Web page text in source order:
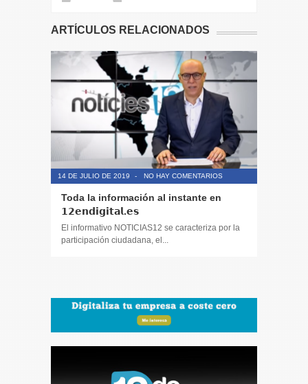
ARTÍCULOS RELACIONADOS
14 DE JULIO DE 2019 - NO HAY COMENTARIOS
Toda la información al instante en
𝟭𝟮𝗲𝗻𝗱𝗶𝗴𝗶𝘁𝗮𝗹.𝗲𝘀
El informativo NOTICIAS12 se caracteriza por la
participación ciudadana, el...